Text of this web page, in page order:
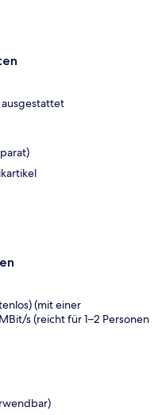
(mit einer
s (reicht für 1–2 Personen